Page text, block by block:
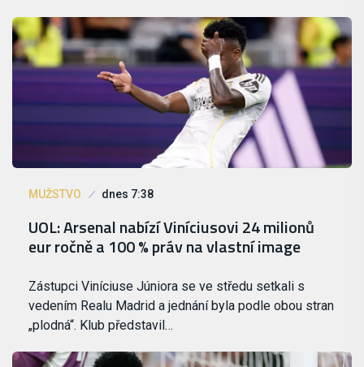
MUŽSTVO dnes 7:38
UOL: Arsenal nabízí Viníciusovi 24 milionů
eur ročně a 100 % práv na vlastní image
Zástupci Viníciuse Júniora se ve středu setkali s
vedením Realu Madrid a jednání byla podle obou stran
„plodná“. Klub představil…